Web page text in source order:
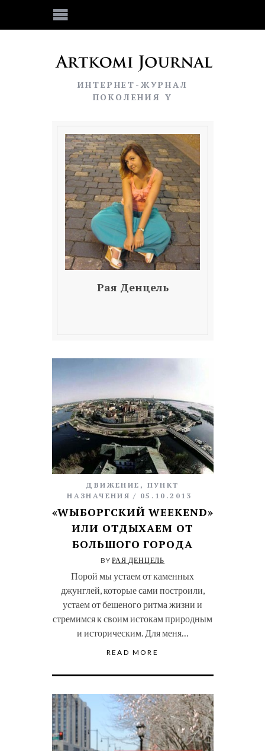
ИНТЕРНЕТ-ЖУРНАЛ
ПОКОЛЕНИЯ Y
Рая Денцель
ДВИЖЕНИЕ , ПУНКТ
НАЗНАЧЕНИЯ
05.10.2013
«WЫБОРГСКИЙ WEEKEND»
ИЛИ ОТДЫХАЕМ ОТ
БОЛЬШОГО ГОРОДА
BYРАЯ ДЕНЦЕЛЬ
Порой мы устаем от каменных
джунглей, которые сами построили,
устаем от бешеного ритма жизни и
стремимся к своим истокам природным
и историческим. Для меня…
READ MORE